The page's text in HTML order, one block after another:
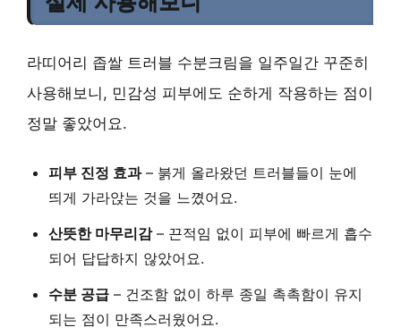
라띠어리 좁쌀 트러블 수분크림을 일주일간 꾸준히
사용해보니, 민감성 피부에도 순하게 작용하는 점이
정말 좋았어요.
피부 진정 효과– 붉게 올라왔던 트러블들이 눈에
띄게 가라앉는 것을 느꼈어요.
산뜻한 마무리감– 끈적임 없이 피부에 빠르게 흡수
되어 답답하지 않았어요.
수분 공급 – 건조함 없이 하루 종일 촉촉함이 유지
되는 점이 만족스러웠어요.